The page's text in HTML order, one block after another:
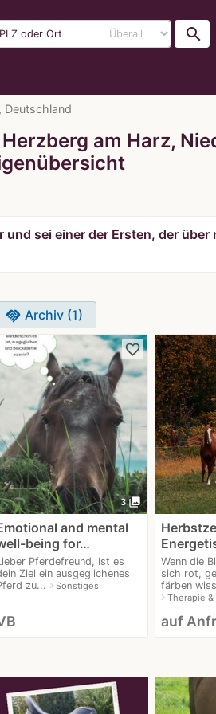
search
Deutschland
am Harz,
und sei einer der Ersten, der über
handshake Archiv (1)
3 photo_library
favorite_border
and mental
being for…
Pferdefreund, Ist es
Ziel ein ausgeglichenes
zu... navigate_nextSonstiges
Wenn die
sich rot,
färben
navigate_nextTherapie
auf